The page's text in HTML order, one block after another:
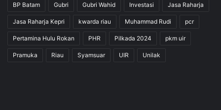
BP Batam Gubri Gubri Wahid Investasi Jasa Raharja
Jasa Raharja Kepri kwarda riau Muhammad Rudi pcr
Pertamina Hulu Rokan PHR Pilkada 2024 pkm uir
Pramuka Riau Syamsuar UIR Unilak